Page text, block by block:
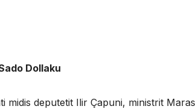
Dollaku
midis deputetit Ilir Çapuni, ministrit